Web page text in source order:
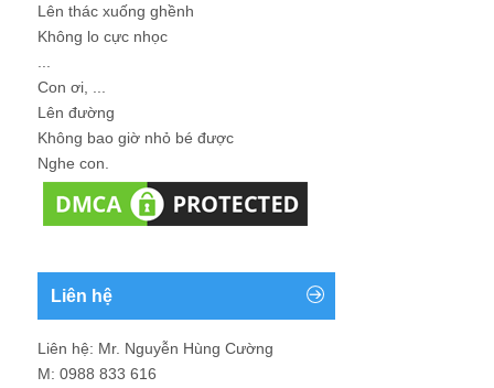
Lên thác xuống ghềnh
Không lo cực nhọc
Con ơi, ...
Lên đường
Không bao giờ nhỏ bé được
Nghe con.
Liên hệ
Liên hệ: Mr. Nguyễn Hùng Cường
M: 0988 833 616